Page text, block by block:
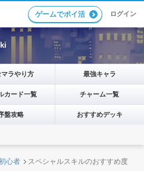
ゲームでポイ活 ログイン
マラやり方 最強キャラ
カード一覧 チャーム一覧
盤攻略 おすすめデッキ
心者 スペシャルスキルのおすすめ度